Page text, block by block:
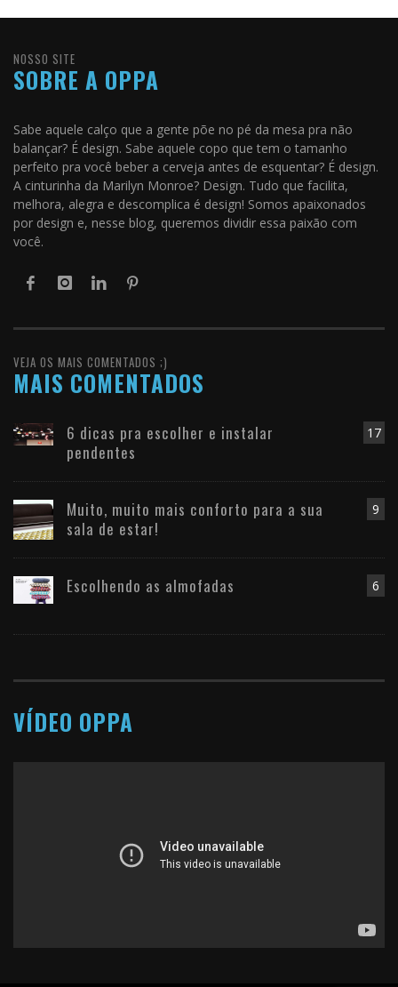
NOSSO SITE
SOBRE A OPPA
Sabe aquele calço que a gente põe no pé da mesa pra não
balançar? É design. Sabe aquele copo que tem o tamanho
perfeito pra você beber a cerveja antes de esquentar? É design.
A cinturinha da Marilyn Monroe? Design. Tudo que facilita,
melhora, alegra e descomplica é design! Somos apaixonados
por design e, nesse blog, queremos dividir essa paixão com
você.
VEJA OS MAIS COMENTADOS ;)
MAIS COMENTADOS
17
6 dicas pra escolher e instalar
pendentes
9
Muito, muito mais conforto para a sua
sala de estar!
6
Escolhendo as almofadas
VÍDEO OPPA